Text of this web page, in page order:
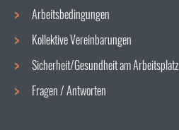
Navigationsmenü
Arbeitsbedingungen
Kollektive Vereinbarungen
Sicherheit/Gesundheit am Arbeitsplatz
Fragen / Antworten